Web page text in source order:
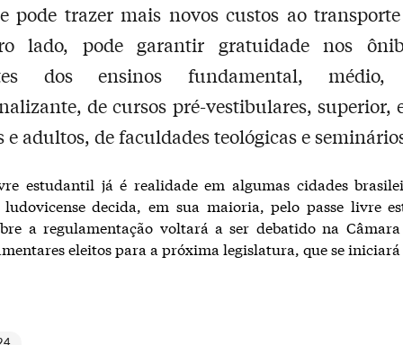
pode trazer mais novos custos ao
lado, pode garantir gratuidade nos
dos ensinos fundamental, médio,
de cursos pré-vestibulares, superior,
e adultos, de faculdades teológicas e
estudantil já é realidade em algumas cidades
ludovicense decida, em sua maioria, pelo passe livre
a regulamentação voltará a ser debatido na
eleitos para a próxima legislatura, que se iniciará